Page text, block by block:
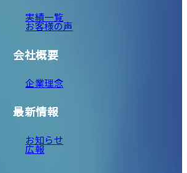
実績一覧
お客様の声
会社概要
企業理念
最新情報
お知らせ
広報